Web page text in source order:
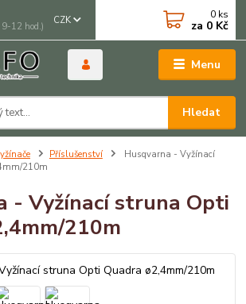
Menu
CZK
Hledat
12 hod.)
0 ks
za 0 Kč
Příslušenství
Husqvarna - Vyžínací
210m
- Vyžínací struna Opti
210m